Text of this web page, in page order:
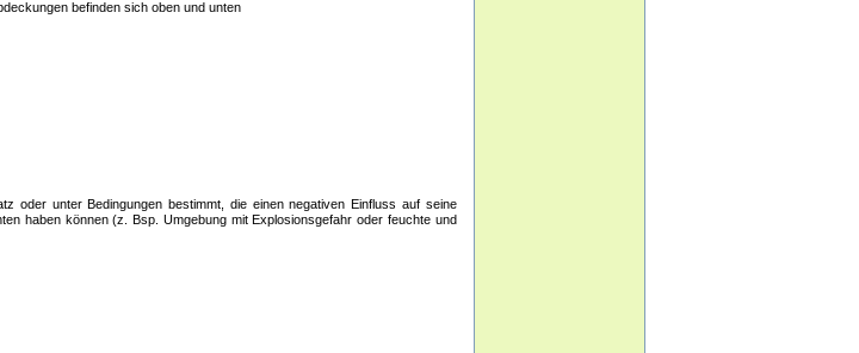
befinden sich oben und unten
oder unter Bedingungen bestimmt, die einen negativen Einfluss auf seine
haben können (z. Bsp. Umgebung mit Explosionsgefahr oder feuchte und